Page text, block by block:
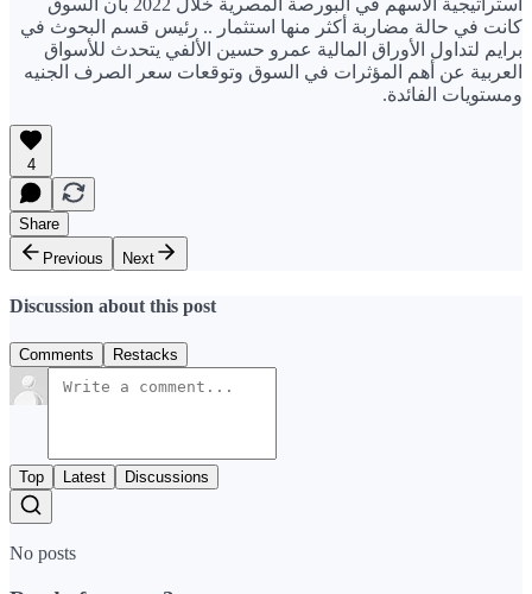
كانت في حالة مضاربة أكثر منها استثمار .. رئيس قسم البحوث في
برايم لتداول الأوراق المالية عمرو حسين الألفي يتحدث للأسواق
العربية عن أهم المؤثرات في السوق وتوقعات سعر الصرف الجنيه
ومستويات الفائدة.
4
Share
Previous
Next
Discussion about this post
Comments Restacks
Top Latest Discussions
No posts